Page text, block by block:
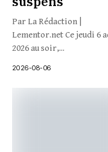
Par La Rédaction |
Lementor.net Ce jeudi 6
2026 au soir,...
2026-08-06